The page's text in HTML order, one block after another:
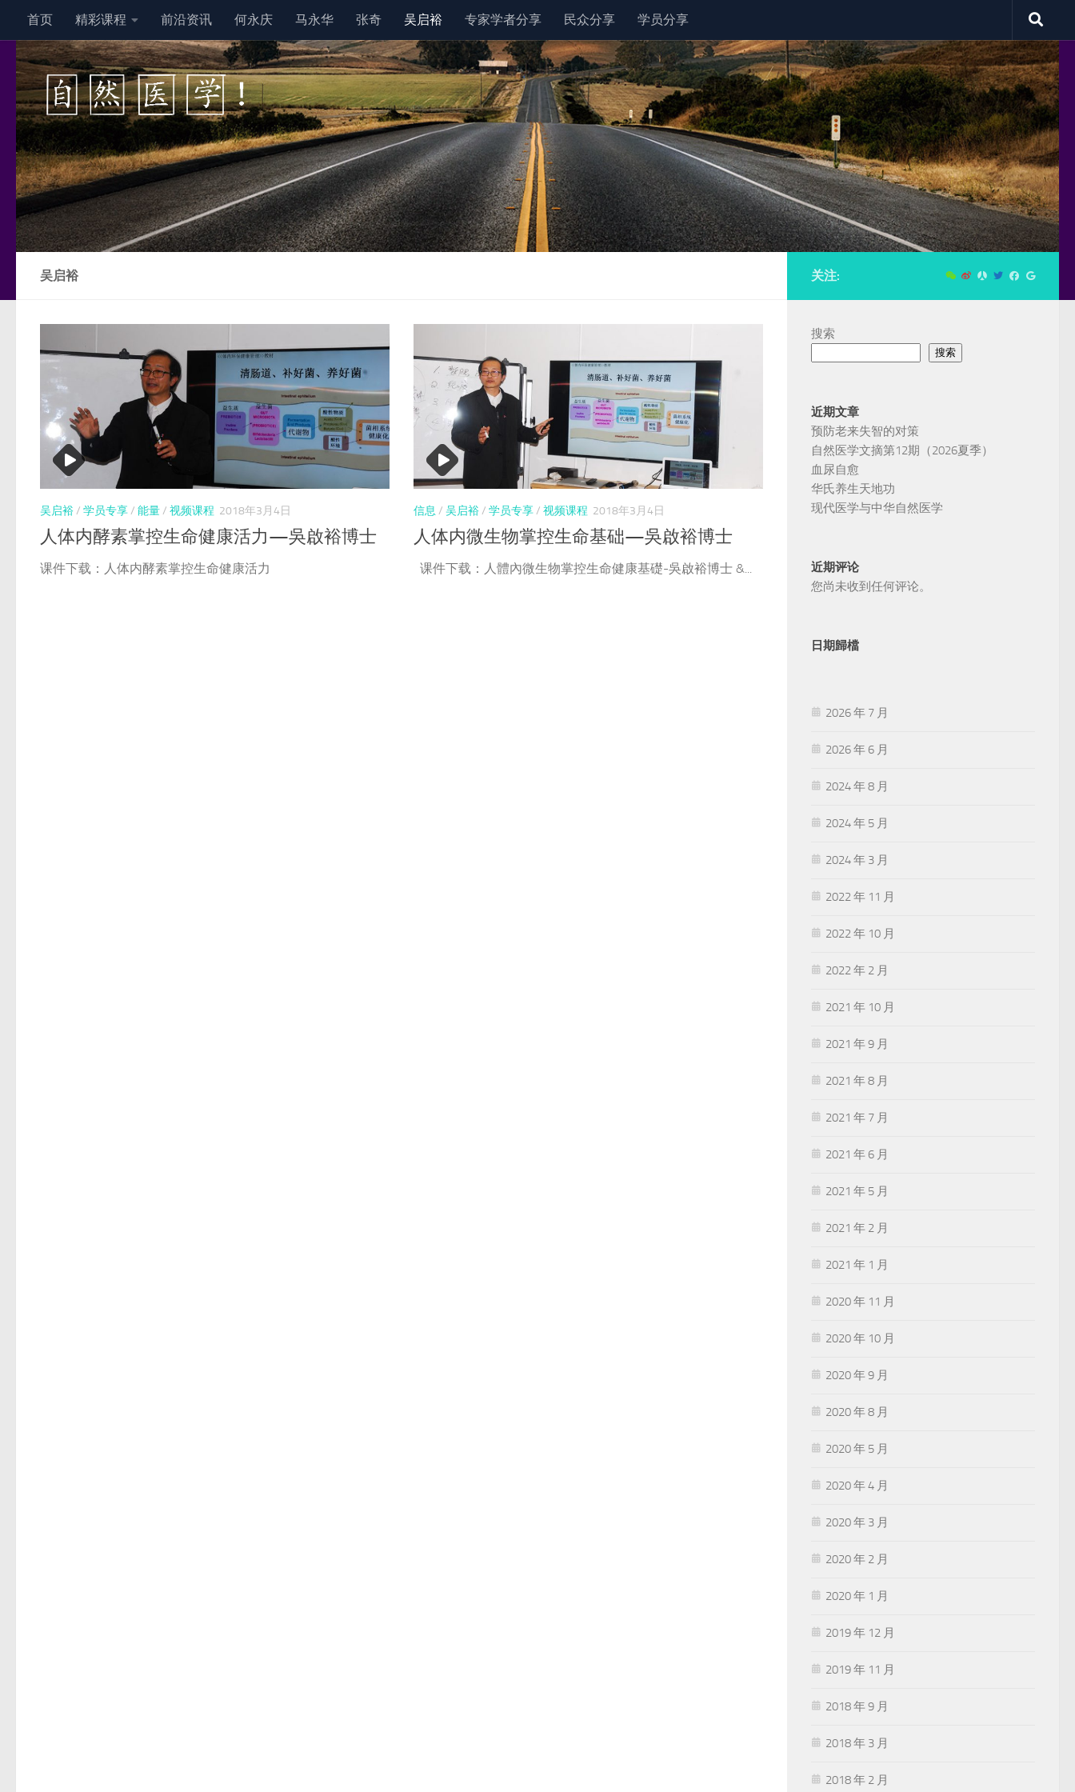
跳至内容
首页 精彩课程 前沿资讯 何永庆 马永华 张奇 吴启裕 专家学者分享 民众分享 学员分享
吴启裕
吴启裕/ 学员专享/ 能量/ 视频课程 2018年3月4日
人体内酵素掌控生命健康活力—吳啟裕博士
课件下载：人体内酵素掌控生命健康活力
信息 / 吴启裕/ 学员专享/ 视频课程 2018年3月4日
人体内微生物掌控生命基础—吳啟裕博士
课件下载：人體內微生物掌控生命健康基礎-吳啟裕博士 &...
关注:
搜索
搜索
近期文章
预防老来失智的对策
自然医学文摘第12期（2026夏季）
血尿自愈
华氏养生天地功
现代医学与中华自然医学
近期评论
您尚未收到任何评论。
日期歸檔
2026 年 7 月
2026 年 6 月
2024 年 8 月
2024 年 5 月
2024 年 3 月
2022 年 11 月
2022 年 10 月
2022 年 2 月
2021 年 10 月
2021 年 9 月
2021 年 8 月
2021 年 7 月
2021 年 6 月
2021 年 5 月
2021 年 2 月
2021 年 1 月
2020 年 11 月
2020 年 10 月
2020 年 9 月
2020 年 8 月
2020 年 5 月
2020 年 4 月
2020 年 3 月
2020 年 2 月
2020 年 1 月
2019 年 12 月
2019 年 11 月
2018 年 9 月
2018 年 3 月
2018 年 2 月